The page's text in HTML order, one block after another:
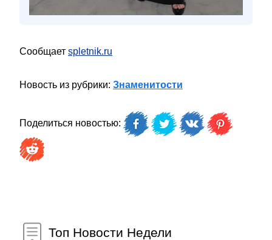
Сообщает spletnik.ru
Новость из рубрики: Знаменитости
Поделиться новостью:
Топ Новости Недели